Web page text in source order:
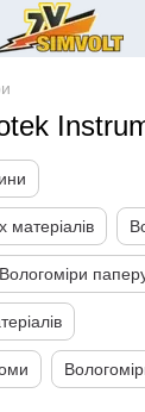
матеріалів
Вологоміри